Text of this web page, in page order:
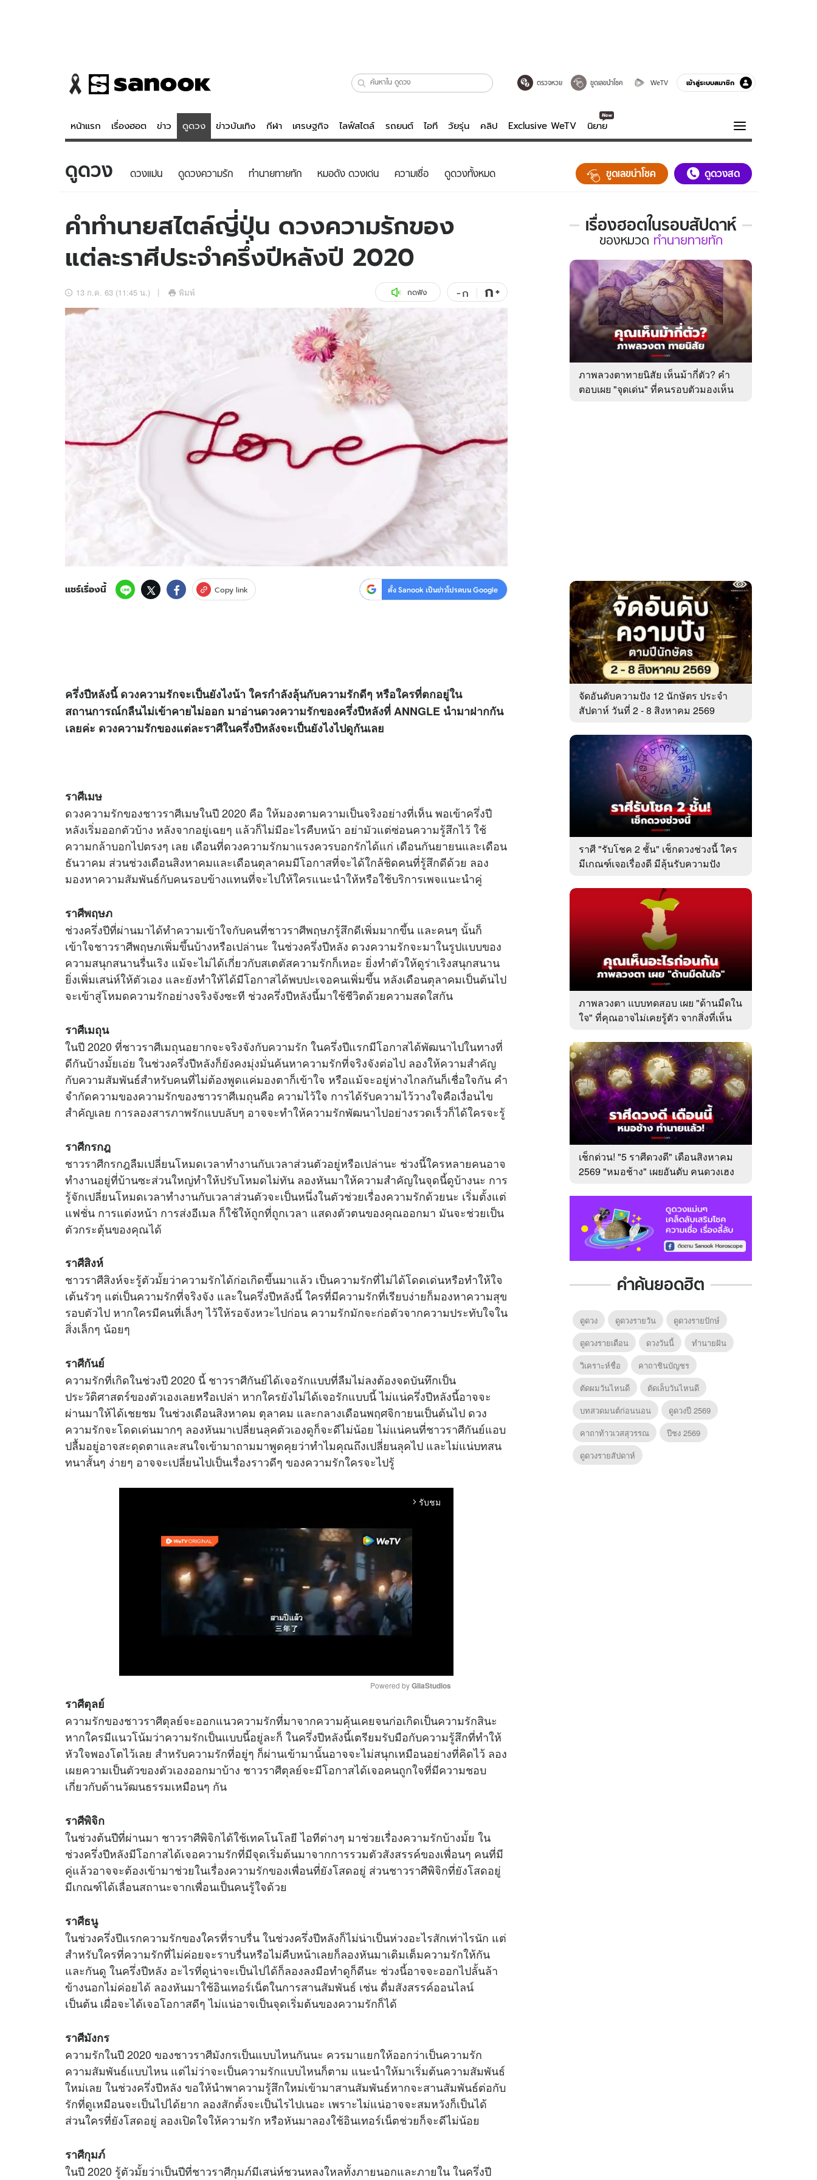
ตรวจหวย ขูดเลขนำโชค WeTV เข้าสู่ระบบสมาชิก
หน้าแรก เรื่องฮอต ข่าว ดูดวง ข่าวบันเทิง กีฬา เศรษฐกิจ ไลฟ์สไตล์ รถยนต์ ไอที วัยรุ่น คลิป Exclusive WeTV นิยาย
ข่าว
ข่าวบันเทิง
ข่าวกีฬา
ข่าวเศรษฐกิจ
อัปเดตจีน
เช็กข่าวชัวร์
ดูดวง - ตรวจหวย
หวยไทย
สถิติหวยไทย
หวยลาว
ไลฟ์สไตล์
วัยรุ่น
ไอที
รถยนต์
สุขภาพ
เที่ยว-กิน
Tasteful Thailand
Sanook Choice
ดูทีวี
WeTV
นิยาย
ความรู้รอบตัว
ฮาวทู
ดาวน์โหลดสนุกแอปฟรี ติดตามสนุกโซเชียลได้ที่
สงวนลิขสิทธิ์ © บริษัท อิมเมจ ฟิวเจอร์ (ประเทศไทย) จำกัด
ดูดวง ดวงแม่น ดูดวงความรัก ทํานายทายทัก หมอดัง ดวงเด่น ความเชื่อ ดูดวงทั้งหมด ขูดเลขนำโชค ดูดวงสด
คำทำนายสไตล์ญี่ปุ่น ดวงความรักของ
แต่ละราศีประจำครึ่งปีหลังปี 2020
13 ก.ค. 63 (11:45 น.) พิมพ์ กดฟัง -ก ก+
แชร์เรื่องนี้ Copy link ตั้ง Sanook เป็นข่าวโปรดบน Google
ครึ่งปีหลังนี้ดวงความรักจะเป็นยังไงน้า ใครกำลังลุ้นกับความรักดีๆ หรือใครที่ตกอยู่ใน
สถานการณ์กลืนไม่เข้าคายไม่ออก มาอ่านดวงความรักของครึ่งปีหลังที่ ANNGLE นำมาฝากกัน
เลยค่ะ ดวงความรักของแต่ละราศีในครึ่งปีหลังจะเป็นยังไงไปดูกันเลย
ราศีเมษ
ดวงความรักของชาวราศีเมษในปี 2020 คือ ให้มองตามความเป็นจริงอย่างที่เห็น พอเข้าครึ่งปี
หลังเริ่มออกตัวบ้าง หลังจากอยู่เฉยๆ แล้วก็ไม่มีอะไรคืบหน้า อย่ามัวแต่ซ่อนความรู้สึกไว้ ใช้
ความกล้าบอกไปตรงๆ เลย เดือนที่ดวงความรักมาแรงควรบอกรักได้แก่ เดือนกันยายนและเดือน
ธันวาคม ส่วนช่วงเดือนสิงหาคมและเดือนตุลาคมมีโอกาสที่จะได้ใกล้ชิดคนที่รู้สึกดีด้วย ลอง
มองหาความสัมพันธ์กับคนรอบข้างแทนที่จะไปให้ใครแนะนำให้หรือใช้บริการเพจแนะนำคู่
ราศีพฤษภ
ช่วงครึ่งปีที่ผ่านมาได้ทำความเข้าใจกับคนที่ชาวราศีพฤษภรู้สึกดีเพิ่มมากขึ้น และคนๆ นั้นก็
เข้าใจชาวราศีพฤษภเพิ่มขึ้นบ้างหรือเปล่านะ ในช่วงครึ่งปีหลัง ดวงความรักจะมาในรูปแบบของ
ความสนุกสนานรื่นเริง แม้จะไม่ได้เกี่ยวกับสเตตัสความรักก็เหอะ ยิ่งทำตัวให้ดูร่าเริงสนุกสนาน
ยิ่งเพิ่มเสน่ห์ให้ตัวเอง และยังทำให้ได้มีโอกาสได้พบปะเจอคนเพิ่มขึ้น หลังเดือนตุลาคมเป็นต้นไป
จะเข้าสู่โหมดความรักอย่างจริงจังซะที ช่วงครึ่งปีหลังนี้มาใช้ชีวิตด้วยความสดใสกัน
ราศีเมถุน
ในปี 2020 ที่ชาวราศีเมถุนอยากจะจริงจังกับความรัก ในครึ่งปีแรกมีโอกาสได้พัฒนาไปในทางที่
ดีกันบ้างมั้ยเอ่ย ในช่วงครึ่งปีหลังก็ยังคงมุ่งมั่นค้นหาความรักที่จริงจังต่อไป ลองให้ความสำคัญ
กับความสัมพันธ์สำหรับคนที่ไม่ต้องพูดแค่มองตาก็เข้าใจ หรือแม้จะอยู่ห่างไกลกันก็เชื่อใจกัน คำ
จำกัดความของความรักของชาวราศีเมถุนคือ ความไว้ใจ การได้รับความไว้วางใจคือเงื่อนไข
สำคัญเลย การลองสารภาพรักแบบลับๆ อาจจะทำให้ความรักพัฒนาไปอย่างรวดเร็วก็ได้ใครจะรู้
ราศีกรกฎ
ชาวราศีกรกฎลืมเปลี่ยนโหมดเวลาทำงานกับเวลาส่วนตัวอยู่หรือเปล่านะ ช่วงนี้ใครหลายคนอาจ
ทำงานอยู่ที่บ้านซะส่วนใหญ่ทำให้ปรับโหมดไม่ทัน ลองหันมาให้ความสำคัญในจุดนี้ดูบ้างนะ การ
รู้จักเปลี่ยนโหมดเวลาทำงานกับเวลาส่วนตัวจะเป็นหนึ่งในตัวช่วยเรื่องความรักด้วยนะ เริ่มตั้งแต่
แฟชั่น การแต่งหน้า การส่งอีเมล ก็ใช้ให้ถูกที่ถูกเวลา แสดงตัวตนของคุณออกมา มันจะช่วยเป็น
ตัวกระตุ้นของคุณได้
ราศีสิงห์
ชาวราศีสิงห์จะรู้ตัวมั้ยว่าความรักได้ก่อเกิดขึ้นมาแล้ว เป็นความรักที่ไม่ได้โดดเด่นหรือทำให้ใจ
เต้นรัวๆ แต่เป็นความรักที่จริงจัง และในครึ่งปีหลังนี้ ใครที่มีความรักที่เรียบง่ายก็มองหาความสุข
รอบตัวไป หากใครมีคนที่เล็งๆ ไว้ให้รอจังหวะไปก่อน ความรักมักจะก่อตัวจากความประทับใจใน
สิ่งเล็กๆ น้อยๆ
ราศีกันย์
ความรักที่เกิดในช่วงปี 2020 นี้ ชาวราศีกันย์ได้เจอรักแบบที่ลืมไม่ลงต้องจดบันทึกเป็น
ประวัติศาสตร์ของตัวเองเลยหรือเปล่า หากใครยังไม่ได้เจอรักแบบนี้ ไม่แน่ครึ่งปีหลังนี้อาจจะ
ผ่านมาให้ได้เชยชม ในช่วงเดือนสิงหาคม ตุลาคม และกลางเดือนพฤศจิกายนเป็นต้นไป ดวง
ความรักจะโดดเด่นมากๆ ลองหันมาเปลี่ยนลุคตัวเองดูก็จะดีไม่น้อย ไม่แน่คนที่ชาวราศีกันย์แอบ
ปลื้มอยู่อาจสะดุดตาและสนใจเข้ามาถามมาพูดคุยว่าทำไมคุณถึงเปลี่ยนลุคไป และไม่แน่บทสน
ทนาสั้นๆ ง่ายๆ อาจจะเปลี่ยนไปเป็นเรื่องราวดีๆ ของความรักใครจะไปรู้
arrow_forward_ios รับชม
M
u
t
e
Powered by GliaStudios
ราศีตุลย์
ความรักของชาวราศีตุลย์จะออกแนวความรักที่มาจากความคุ้นเคยจนก่อเกิดเป็นความรักสินะ
หากใครมีแนวโน้มว่าความรักเป็นแบบนี้อยู่ละก็ ในครึ่งปีหลังนี้เตรียมรับมือกับความรู้สึกที่ทำให้
หัวใจพองโตไว้เลย สําหรับความรักที่อยู่ๆ ก็ผ่านเข้ามานั้นอาจจะไม่สนุกเหมือนอย่างที่คิดไว้ ลอง
เผยความเป็นตัวของตัวเองออกมาบ้าง ชาวราศีตุลย์จะมีโอกาสได้เจอคนถูกใจที่มีความชอบ
เกี่ยวกับด้านวัฒนธรรมเหมือนๆ กัน
ราศีพิจิก
ในช่วงต้นปีที่ผ่านมา ชาวราศีพิจิกได้ใช้เทคโนโลยี ไอทีต่างๆ มาช่วยเรื่องความรักบ้างมั้ย ใน
ช่วงครึ่งปีหลังมีโอกาสได้เจอความรักที่มีจุดเริ่มต้นมาจากการรวมตัวสังสรรค์ของเพื่อนๆ คนที่มี
คู่แล้วอาจจะต้องเข้ามาช่วยในเรื่องความรักของเพื่อนที่ยังโสดอยู่ ส่วนชาวราศีพิจิกที่ยังโสดอยู่
มีเกณฑ์ได้เลื่อนสถานะจากเพื่อนเป็นคนรู้ใจด้วย
ราศีธนู
ในช่วงครึ่งปีแรกความรักของใครที่ราบรื่น ในช่วงครึ่งปีหลังก็ไม่น่าเป็นห่วงอะไรสักเท่าไรนัก แต่
สําหรับใครที่ความรักที่ไม่ค่อยจะราบรื่นหรือไม่คืบหน้าเลยก็ลองหันมาเติมเต็มความรักให้กัน
และกันดู ในครึ่งปีหลัง อะไรที่ดูน่าจะเป็นไปได้ก็ลองลงมือทำดูก็ดีนะ ช่วงนี้อาจจะออกไปลั้นล้า
ข้างนอกไม่ค่อยได้ ลองหันมาใช้อินเทอร์เน็ตในการสานสัมพันธ์ เช่น ดื่มสังสรรค์ออนไลน์
เป็นต้น เผื่อจะได้เจอโอกาสดีๆ ไม่แน่อาจเป็นจุดเริ่มต้นของความรักก็ได้
ราศีมังกร
ความรักในปี 2020 ของชาวราศีมังกรเป็นแบบไหนกันนะ ควรมาแยกให้ออกว่าเป็นความรัก
ความสัมพันธ์แบบไหน แต่ไม่ว่าจะเป็นความรักแบบไหนก็ตาม แนะนำให้มาเริ่มต้นความสัมพันธ์
ใหม่เลย ในช่วงครึ่งปีหลัง ขอให้นำพาความรู้สึกใหม่เข้ามาสานสัมพันธ์หากจะสานสัมพันธ์ต่อกับ
รักที่ดูเหมือนจะเป็นไปได้ยาก ลองสักตั้งจะเป็นไรไปเนอะ เพราะไม่แน่อาจจะสมหวังก็เป็นได้
ส่วนใครที่ยังโสดอยู่ ลองเปิดใจให้ความรัก หรือหันมาลองใช้อินเทอร์เน็ตช่วยก็จะดีไม่น้อย
ราศีกุมภ์
ในปี 2020 รู้ตัวมั้ยว่าเป็นปีที่ชาวราศีกุมภ์มีเสน่ห์ชวนหลงใหลทั้งภายนอกและภายใน ในครึ่งปี
เรื่องฮอตในรอบสัปดาห์
เรื่อง
ใน
รอบ
สัปดาห์
ของ
หมวด
ทำนาย
ทาย
ของหมวด ทำนายทายทัก
ภาพลวงตาทายนิสัย เห็นม้ากี่ตัว? คำ
ตอบเผย "จุดเด่น" ที่คนรอบตัวมองเห็น
จัดอันดับความปัง 12 นักษัตร ประจำ
สัปดาห์ วันที่ 2 - 8 สิงหาคม 2569
ราศี "รับโชค 2 ชั้น" เช็กดวงช่วงนี้ ใคร
มีเกณฑ์เจอเรื่องดี มีลุ้นรับความปัง
ภาพลวงตา แบบทดสอบ เผย "ด้านมืดใน
ใจ" ที่คุณอาจไม่เคยรู้ตัว จากสิ่งที่เห็น
เช็กด่วน! "5 ราศีดวงดี" เดือนสิงหาคม
2569 "หมอช้าง" เผยอันดับ คนดวงเฮง
คำค้นยอดฮิต
ดูดวง ดูดวงรายวัน
ดูดวงรายปักษ์
ดูดวงรายเดือน
ดวงวันนี้
ทํานายฝัน
วิเคราะห์ชื่อ
คาถาชินบัญชร
ตัดผมวันไหนดี
ตัดเล็บวันไหนดี
บทสวดมนต์ก่อนนอน
ดูดวงปี 2569
คาถาท้าวเวสสุวรรณ
ปีชง 2569
ดูดวงรายสัปดาห์